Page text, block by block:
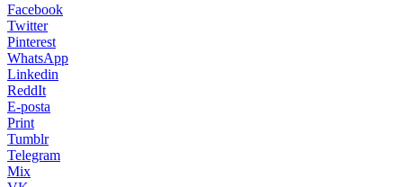
Facebook
Twitter
Pinterest
WhatsApp
Linkedin
ReddIt
E-posta
Print
Tumblr
Telegram
Mix